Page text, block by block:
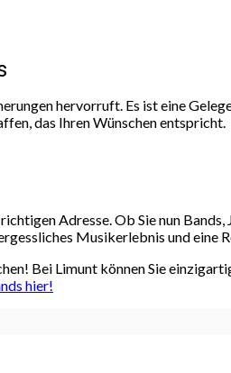
hervorruft. Es ist eine
das Ihren Wünschen entspricht.
Adresse. Ob Sie nun
Musikerlebnis und eine
Bei Limunt können Sie
hier!